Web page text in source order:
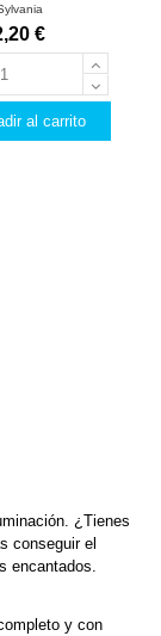
€
al carrito
¿Tienes
conseguir el
encantados.
y con